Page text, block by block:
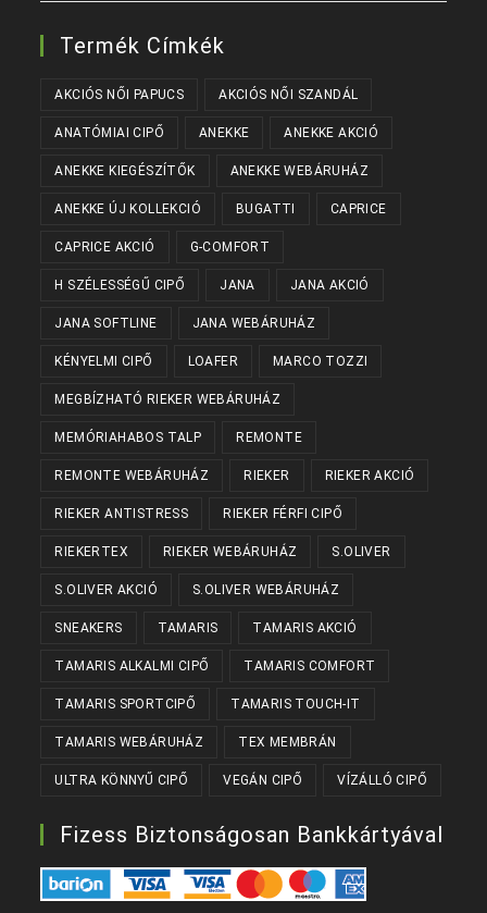
Termék Címkék
AKCIÓS NŐI PAPUCS AKCIÓS NŐI SZANDÁL
ANATÓMIAI CIPŐ ANEKKE ANEKKE AKCIÓ
ANEKKE KIEGÉSZÍTŐK ANEKKE WEBÁRUHÁZ
ANEKKE ÚJ KOLLEKCIÓ BUGATTI CAPRICE
CAPRICE AKCIÓ G-COMFORT
H SZÉLESSÉGŰ CIPŐ JANA JANA AKCIÓ
JANA SOFTLINE JANA WEBÁRUHÁZ
KÉNYELMI CIPŐ LOAFER MARCO TOZZI
MEGBÍZHATÓ RIEKER WEBÁRUHÁZ
MEMÓRIAHABOS TALP REMONTE
REMONTE WEBÁRUHÁZ RIEKER RIEKER AKCIÓ
RIEKER ANTISTRESS RIEKER FÉRFI CIPŐ
RIEKERTEX RIEKER WEBÁRUHÁZ S.OLIVER
S.OLIVER AKCIÓ S.OLIVER WEBÁRUHÁZ
SNEAKERS TAMARIS TAMARIS AKCIÓ
TAMARIS ALKALMI CIPŐ TAMARIS COMFORT
TAMARIS SPORTCIPŐ TAMARIS TOUCH-IT
TAMARIS WEBÁRUHÁZ TEX MEMBRÁN
ULTRA KÖNNYŰ CIPŐ VEGÁN CIPŐ VÍZÁLLÓ CIPŐ
Fizess Biztonságosan Bankkártyával